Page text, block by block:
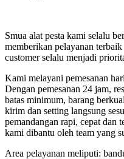
Smua alat pesta kami selalu
memberikan pelayanan
customer selalu menjadi
Kami melayani pemesanan
Dengan pemesanan 24 jam,
batas minimum, barang
kirim dan setting langsung
pemandangan rapi, cepat dan
kami dibantu oleh team yang
Area pelayanan meliputi: